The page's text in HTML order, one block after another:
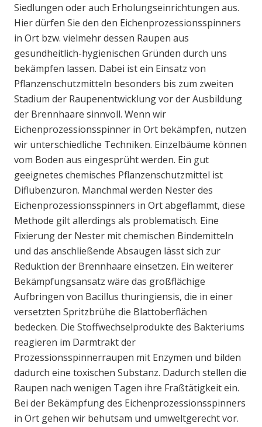
Siedlungen oder auch Erholungseinrichtungen aus.
Hier dürfen Sie den den Eichenprozessionsspinners
in Ort bzw. vielmehr dessen Raupen aus
gesundheitlich-hygienischen Gründen durch uns
bekämpfen lassen. Dabei ist ein Einsatz von
Pflanzenschutzmitteln besonders bis zum zweiten
Stadium der Raupenentwicklung vor der Ausbildung
der Brennhaare sinnvoll. Wenn wir
Eichenprozessionsspinner in Ort bekämpfen, nutzen
wir unterschiedliche Techniken. Einzelbäume können
vom Boden aus eingesprüht werden. Ein gut
geeignetes chemisches Pflanzenschutzmittel ist
Diflubenzuron. Manchmal werden Nester des
Eichenprozessionsspinners in Ort abgeflammt, diese
Methode gilt allerdings als problematisch. Eine
Fixierung der Nester mit chemischen Bindemitteln
und das anschließende Absaugen lässt sich zur
Reduktion der Brennhaare einsetzen. Ein weiterer
Bekämpfungsansatz wäre das großflächige
Aufbringen von Bacillus thuringiensis, die in einer
versetzten Spritzbrühe die Blattoberflächen
bedecken. Die Stoffwechselprodukte des Bakteriums
reagieren im Darmtrakt der
Prozessionsspinnerraupen mit Enzymen und bilden
dadurch eine toxischen Substanz. Dadurch stellen die
Raupen nach wenigen Tagen ihre Fraßtätigkeit ein.
Bei der Bekämpfung des Eichenprozessionsspinners
in Ort gehen wir behutsam und umweltgerecht vor.